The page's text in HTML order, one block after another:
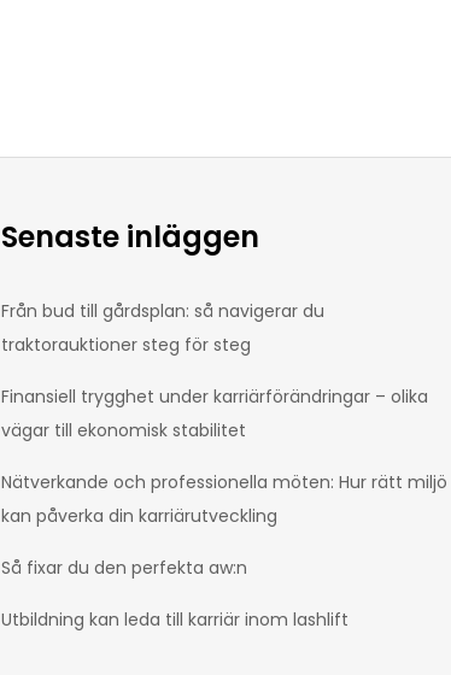
Senaste inläggen
Från bud till gårdsplan: så navigerar du
traktorauktioner steg för steg
Finansiell trygghet under karriärförändringar – olika
vägar till ekonomisk stabilitet
Nätverkande och professionella möten: Hur rätt miljö
kan påverka din karriärutveckling
Så fixar du den perfekta aw:n
Utbildning kan leda till karriär inom lashlift